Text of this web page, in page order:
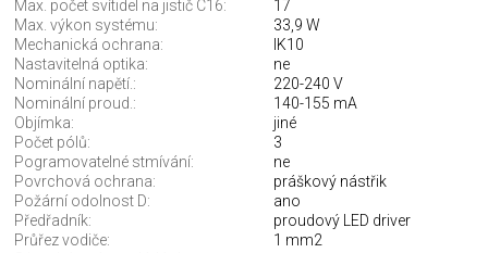
Max. počet svítidel na jistič C16:
17
Max. výkon systému:
33,9 W
Mechanická ochrana:
IK10
Nastavitelná optika:
ne
Nominální napětí.:
220-240 V
Nominální proud.:
140-155 mA
Objímka:
jiné
Počet pólů:
3
Pogramovatelné stmívání:
ne
Povrchová ochrana:
práškový nástřik
Požární odolnost D:
ano
Předřadník:
proudový LED driver
Průřez vodiče:
1 mm2